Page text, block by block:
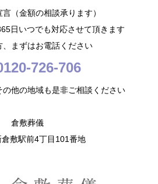
（金額の相談承ります）
日いつでも対応させて頂きます
、まずはお電話ください
726-706
他の地域も是非ご相談ください
倉敷葬儀
敷駅前4丁目101番地